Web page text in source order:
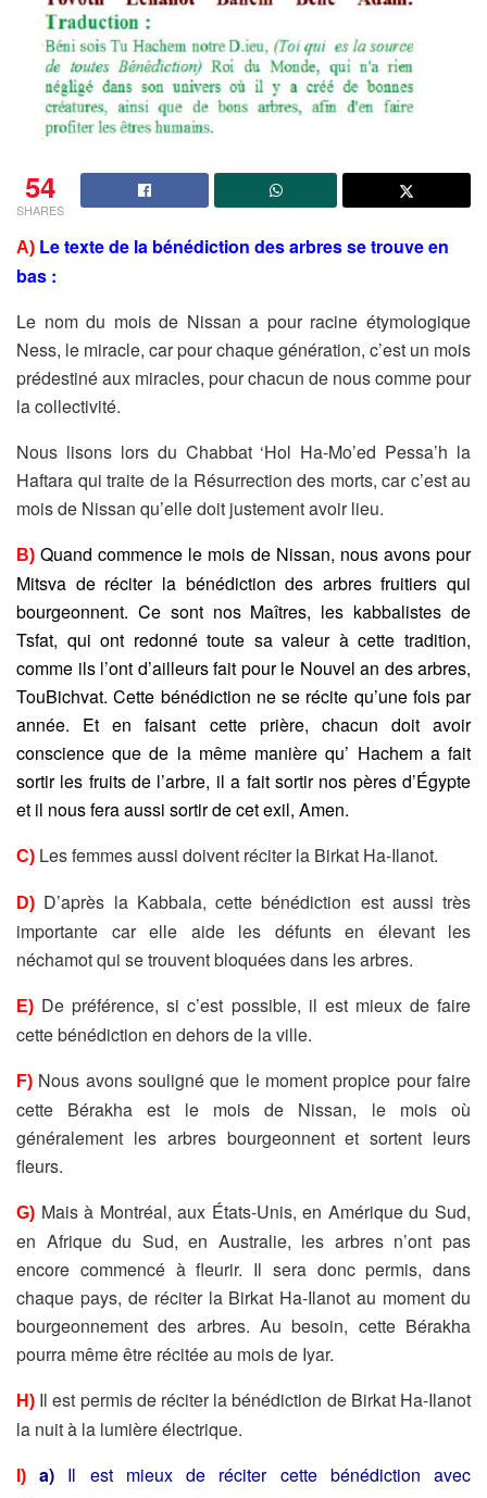
54
SHARES
A) Le texte de la bénédiction des arbres se trouve en
bas :
Le nom du mois de Nissan a pour racine étymologique
Ness, le miracle, car pour chaque génération, c’est un mois
prédestiné aux miracles, pour chacun de nous comme pour
la collectivité.
Nous lisons lors du Chabbat ‘Hol Ha-Mo’ed Pessa’h la
Haftara qui traite de la Résurrection des morts, car c’est au
mois de Nissan qu’elle doit justement avoir lieu.
B)Quand commence le mois de Nissan, nous avons pour
Mitsva de réciter la bénédiction des arbres fruitiers qui
bourgeonnent. Ce sont nos Maîtres, les kabbalistes de
Tsfat, qui ont redonné toute sa valeur à cette tradition,
comme ils l’ont d’ailleurs fait pour le Nouvel an des arbres,
TouBichvat. Cette bénédiction ne se récite qu’une fois par
année. Et en faisant cette prière, chacun doit avoir
conscience que de la même manière qu’ Hachem a fait
sortir les fruits de l’arbre, il a fait sortir nos pères d’Égypte
et il nous fera aussi sortir de cet exil, Amen.
C) Les femmes aussi doivent réciter la Birkat Ha-Ilanot.
D) D’après la Kabbala, cette bénédiction est aussi très
importante car elle aide les défunts en élevant les
néchamot qui se trouvent bloquées dans les arbres.
E) De préférence, si c’est possible, il est mieux de faire
cette bénédiction en dehors de la ville.
F) Nous avons souligné que le moment propice pour faire
cette Bérakha est le mois de Nissan, le mois où
généralement les arbres bourgeonnent et sortent leurs
fleurs.
G) Mais à Montréal, aux États-Unis, en Amérique du Sud,
en Afrique du Sud, en Australie, les arbres n’ont pas
encore commencé à fleurir. Il sera donc permis, dans
chaque pays, de réciter la Birkat Ha-Ilanot au moment du
bourgeonnement des arbres. Au besoin, cette Bérakha
pourra même être récitée au mois de Iyar.
H) Il est permis de réciter la bénédiction de Birkat Ha-Ilanot
la nuit à la lumière électrique.
I)a) Il est mieux de réciter cette bénédiction avec